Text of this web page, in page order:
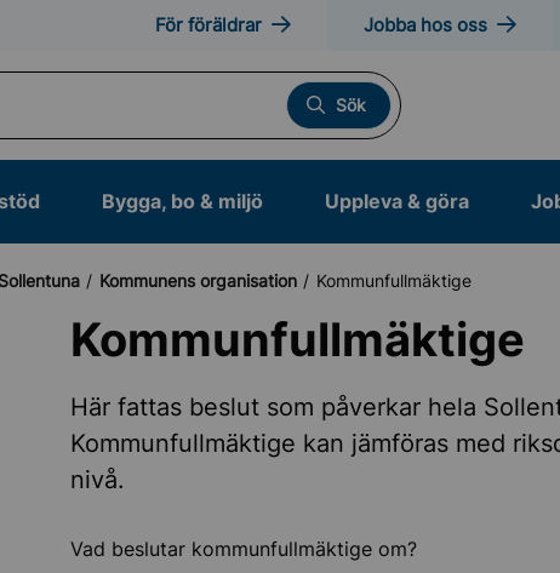
För föräldrar Jobba hos oss
Sök
Bygga, bo & miljö Uppleva & göra
Kommunens organisation Kommunfullmäktige
för Så styrs Sollentuna
för Kommunens organisation
för Kommunfullmäktige
Kommunfullmäktige
Här fattas beslut som påverkar hela
Kommunfullmäktige kan jämföras med
nivå.
Vad beslutar kommunfullmäktige om?